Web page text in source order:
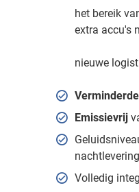
het bereik
extra accu's
nieuwe
Emissievrij
Volledig